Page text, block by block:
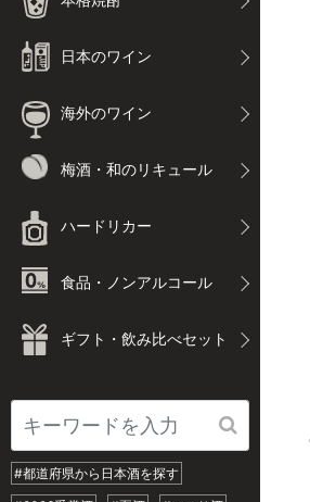
日本のワイン
海外のワイン
梅酒・和のリキュール
ハードリカー
食品・ノンアルコール
ギフト・飲み比べセット
#都道府県から日本酒を探す